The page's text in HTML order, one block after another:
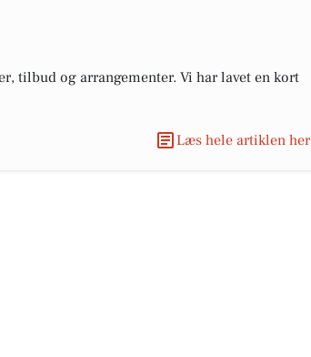
tilbud og arrangementer. Vi har lavet en kort
Læs hele artiklen her